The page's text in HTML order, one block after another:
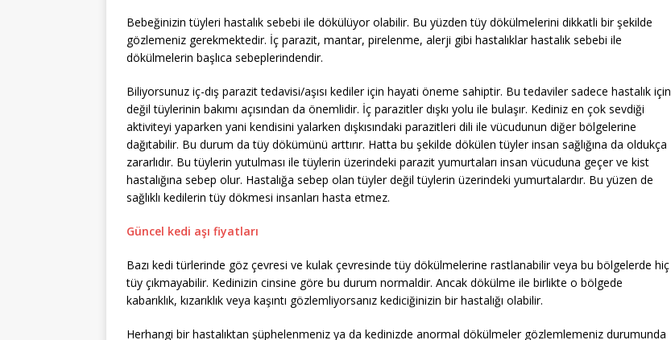
Bebeğinizin tüyleri hastalık sebebi ile dökülüyor olabilir. Bu yüzden tüy dökülmelerini dikkatli bir şekilde
gözlemeniz gerekmektedir. İç parazit, mantar, pirelenme, alerji gibi hastalıklar hastalık sebebi ile
dökülmelerin başlıca sebeplerindendir.
Biliyorsunuz iç-dış parazit tedavisi/aşısı kediler için hayati öneme sahiptir. Bu tedaviler sadece hastalık için
değil tüylerinin bakımı açısından da önemlidir. İç parazitler dışkı yolu ile bulaşır. Kediniz en çok sevdiği
aktiviteyi yaparken yani kendisini yalarken dışkısındaki parazitleri dili ile vücudunun diğer bölgelerine
dağıtabilir. Bu durum da tüy dökümünü arttırır. Hatta bu şekilde dökülen tüyler insan sağlığına da oldukça
zararlıdır. Bu tüylerin yutulması ile tüylerin üzerindeki parazit yumurtaları insan vücuduna geçer ve kist
hastalığına sebep olur. Hastalığa sebep olan tüyler değil tüylerin üzerindeki yumurtalardır. Bu yüzen de
sağlıklı kedilerin tüy dökmesi insanları hasta etmez.
Güncel kedi aşı fiyatları
Bazı kedi türlerinde göz çevresi ve kulak çevresinde tüy dökülmelerine rastlanabilir veya bu bölgelerde hiç
tüy çıkmayabilir. Kedinizin cinsine göre bu durum normaldir. Ancak dökülme ile birlikte o bölgede
kabarıklık, kızarıklık veya kaşıntı gözlemliyorsanız kediciğinizin bir hastalığı olabilir.
Herhangi bir hastalıktan şüphelenmeniz ya da kedinizde anormal dökülmeler gözlemlemeniz durumunda